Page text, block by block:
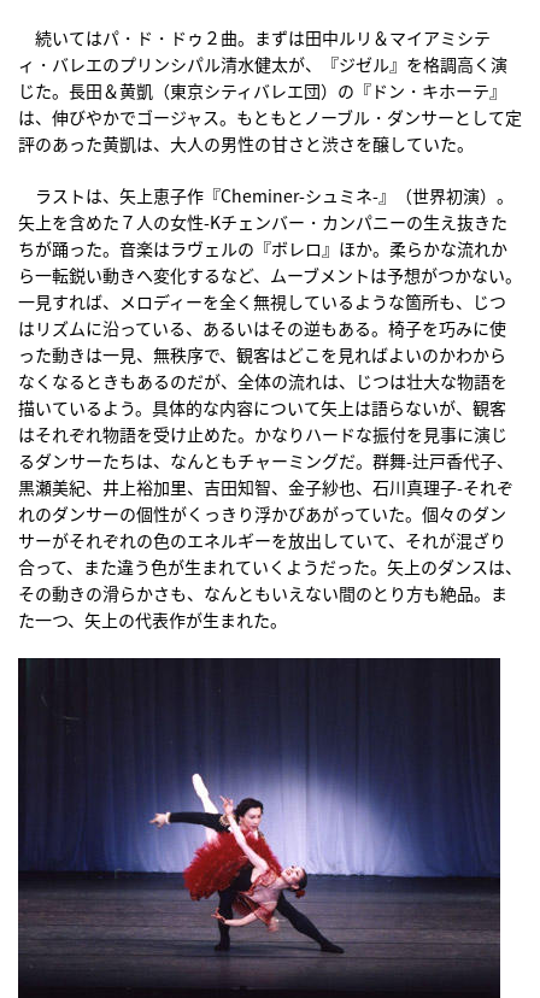
続いてはパ・ド・ドゥ２曲。まずは田中ルリ＆マイアミシテ
ィ・バレエのプリンシパル清水健太が、『ジゼル』を格調高く演
じた。長田＆黄凱（東京シティバレエ団）の『ドン・キホーテ』
は、伸びやかでゴージャス。もともとノーブル・ダンサーとして定
評のあった黄凱は、大人の男性の甘さと渋さを醸していた。
ラストは、矢上恵子作『Cheminer-シュミネ-』（世界初演）。
矢上を含めた７人の女性-Kチェンバー・カンパニーの生え抜きた
ちが踊った。音楽はラヴェルの『ボレロ』ほか。柔らかな流れか
ら一転鋭い動きへ変化するなど、ムーブメントは予想がつかない。
一見すれば、メロディーを全く無視しているような箇所も、じつ
はリズムに沿っている、あるいはその逆もある。椅子を巧みに使
った動きは一見、無秩序で、観客はどこを見ればよいのかわから
なくなるときもあるのだが、全体の流れは、じつは壮大な物語を
描いているよう。具体的な内容について矢上は語らないが、観客
はそれぞれ物語を受け止めた。かなりハードな振付を見事に演じ
るダンサーたちは、なんともチャーミングだ。群舞-辻戸香代子、
黒瀬美紀、井上裕加里、吉田知智、金子紗也、石川真理子-それぞ
れのダンサーの個性がくっきり浮かびあがっていた。個々のダン
サーがそれぞれの色のエネルギーを放出していて、それが混ざり
合って、また違う色が生まれていくようだった。矢上のダンスは、
その動きの滑らかさも、なんともいえない間のとり方も絶品。ま
た一つ、矢上の代表作が生まれた。